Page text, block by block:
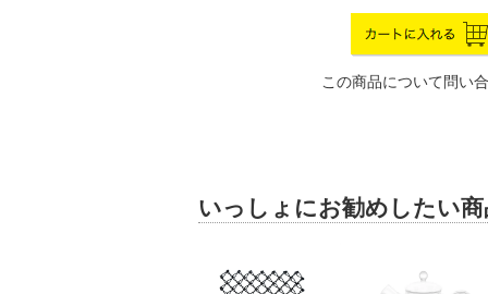
この商品について問い
いっしょにお勧めしたい商